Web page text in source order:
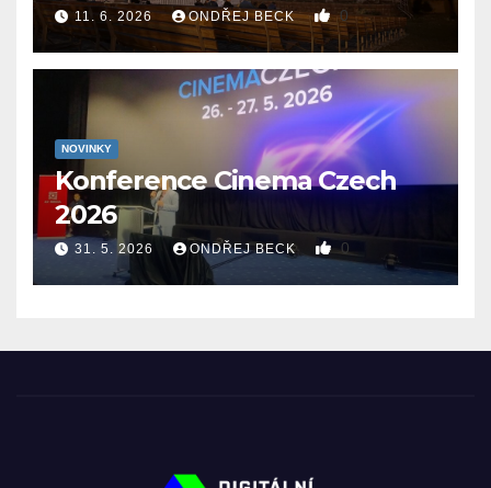
11. 6. 2026 ONDŘEJ BECK 0
NOVINKY
Konference Cinema Czech
2026
31. 5. 2026 ONDŘEJ BECK 0